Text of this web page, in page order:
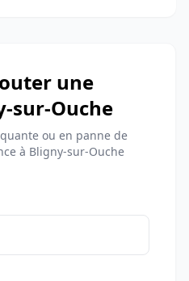
une
sur-Ouche
ou en panne de
à Bligny-sur-Ouche